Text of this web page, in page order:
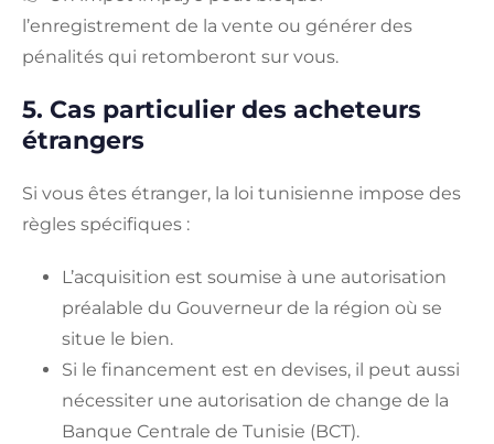
l’enregistrement de la vente ou générer des
pénalités qui retomberont sur vous.
5. Cas particulier des acheteurs
étrangers
Si vous êtes étranger, la loi tunisienne impose des
règles spécifiques :
L’acquisition est soumise à une autorisation
préalable du Gouverneur de la région où se
situe le bien.
Si le financement est en devises, il peut aussi
nécessiter une autorisation de change de la
Banque Centrale de Tunisie (BCT).